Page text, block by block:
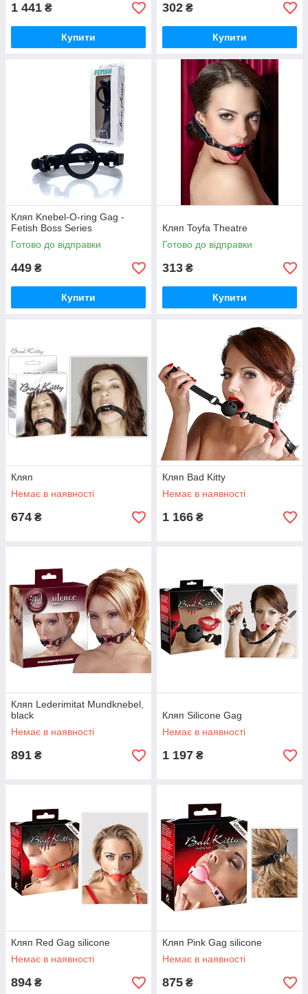
1 441 ₴
Купити
302 ₴
Купити
Кляп Knebel-O-ring Gag -
Fetish Boss Series
Готово до відправки
449 ₴
Купити
Кляп Toyfa Theatre
Готово до відправки
313 ₴
Купити
Кляп
Немає в наявності
674 ₴
Кляп Bad Kitty
Немає в наявності
1 166 ₴
Кляп Lederimitat Mundknebel,
black
Немає в наявності
891 ₴
Кляп Silicone Gag
Немає в наявності
1 197 ₴
Кляп Red Gag silicone
Немає в наявності
894 ₴
Кляп Pink Gag silicone
Немає в наявності
875 ₴